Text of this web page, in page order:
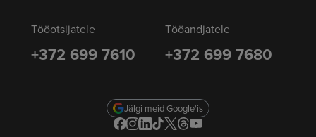
Tööotsijatele
+372 699 7610
Tööandjatele
+372 699 7680
Jälgi meid Google'is